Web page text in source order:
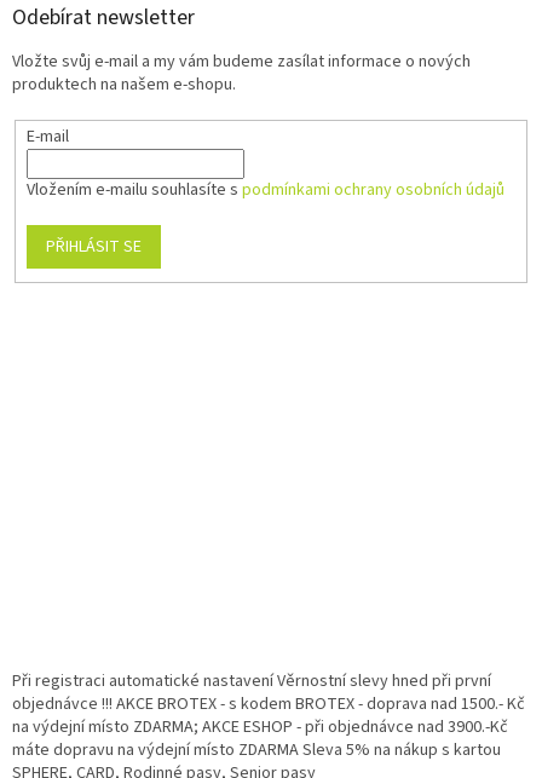
Odebírat newsletter
Vložte svůj e-mail a my vám budeme zasílat informace o nových
produktech na našem e-shopu.
E-mail
Vložením e-mailu souhlasíte s podmínkami ochrany osobních údajů
PŘIHLÁSIT SE
Při registraci automatické nastavení Věrnostní slevy hned při první
objednávce !!! AKCE BROTEX - s kodem BROTEX - doprava nad 1500.- Kč
na výdejní místo ZDARMA; AKCE ESHOP - při objednávce nad 3900.-Kč
máte dopravu na výdejní místo ZDARMA Sleva 5% na nákup s kartou
SPHERE, CARD, Rodinné pasy, Senior pasy